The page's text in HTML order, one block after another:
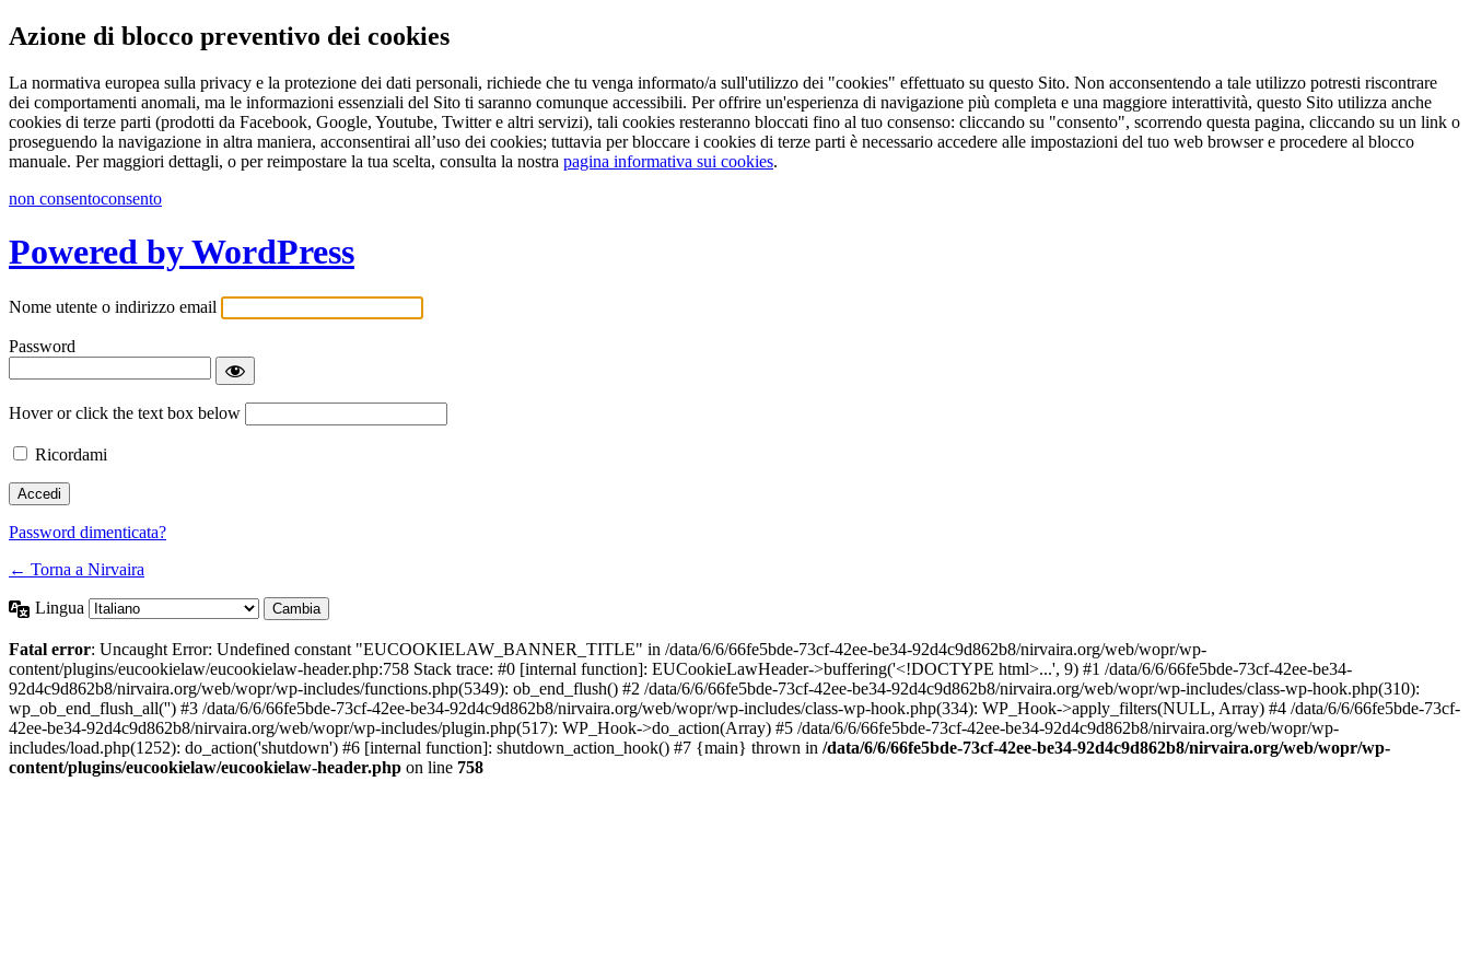
Azione di blocco preventivo dei cookies
La normativa europea sulla privacy e la protezione dei dati personali, richiede che tu venga informato/a sull'utilizzo dei "cookies" effettuato su questo Sito. Non acconsentendo a tale utilizzo potresti riscontrare
dei comportamenti anomali, ma le informazioni essenziali del Sito ti saranno comunque accessibili. Per offrire un'esperienza di navigazione più completa e una maggiore interattività, questo Sito utilizza anche
cookies di terze parti (prodotti da Facebook, Google, Youtube, Twitter e altri servizi), tali cookies resteranno bloccati fino al tuo consenso: cliccando su "consento", scorrendo questa pagina, cliccando su un link o
proseguendo la navigazione in altra maniera, acconsentirai all’uso dei cookies; tuttavia per bloccare i cookies di terze parti è necessario accedere alle impostazioni del tuo web browser e procedere al blocco
manuale. Per maggiori dettagli, o per reimpostare la tua scelta, consulta la nostra pagina informativa sui cookies.
non consentoconsento
Powered by WordPress
Nome utente o indirizzo email
Password
Hover or click the text box below
Ricordami
Password dimenticata?
← Torna a Nirvaira
Lingua
Fatal error: Uncaught Error: Undefined constant "EUCOOKIELAW_BANNER_TITLE" in /data/6/6/66fe5bde-73cf-42ee-be34-92d4c9d862b8/nirvaira.org/web/wopr/wp-
content/plugins/eucookielaw/eucookielaw-header.php:758 Stack trace: #0 [internal function]: EUCookieLawHeader->buffering('<!DOCTYPE html>...', 9) #1 /data/6/6/66fe5bde-73cf-42ee-be34-
92d4c9d862b8/nirvaira.org/web/wopr/wp-includes/functions.php(5349): ob_end_flush() #2 /data/6/6/66fe5bde-73cf-42ee-be34-92d4c9d862b8/nirvaira.org/web/wopr/wp-includes/class-wp-hook.php(310):
wp_ob_end_flush_all('') #3 /data/6/6/66fe5bde-73cf-42ee-be34-92d4c9d862b8/nirvaira.org/web/wopr/wp-includes/class-wp-hook.php(334): WP_Hook->apply_filters(NULL, Array) #4 /data/6/6/66fe5bde-73cf-
42ee-be34-92d4c9d862b8/nirvaira.org/web/wopr/wp-includes/plugin.php(517): WP_Hook->do_action(Array) #5 /data/6/6/66fe5bde-73cf-42ee-be34-92d4c9d862b8/nirvaira.org/web/wopr/wp-
includes/load.php(1252): do_action('shutdown') #6 [internal function]: shutdown_action_hook() #7 {main} thrown in /data/6/6/66fe5bde-73cf-42ee-be34-92d4c9d862b8/nirvaira.org/web/wopr/wp-
content/plugins/eucookielaw/eucookielaw-header.php on line 758